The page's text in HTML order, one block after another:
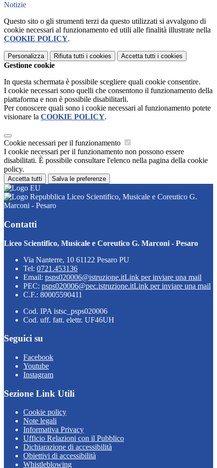
Notizie
Questo sito o gli strumenti terzi da questo utilizzati si avvalgono di
cookie necessari al funzionamento ed utili alle finalità illustrate nella
COOKIE POLICY.
Personalizza Rifiuta tutti i cookies Accetta tutti i cookies
Gestione cookie
In questa schermata è possibile scegliere quali cookie consentire.
I cookie necessari sono quelli che consentono il funzionamento della
piattaforma e non è possibile disabilitarli.
Per conoscere quali sono i cookie necessari al funzionamento potete
visionare la COOKIE POLICY.
Cookie necessari per il funzionamento
I cookie necessari per il funzionamento non possono essere
disabilitati. È possibile consultare l'elenco nella pagina della cookie
policy.
Accetta tutti Salva le preferenze
Liceo Scientifico, Musicale e Coreutico G.
Marconi - Pesaro
Contatti
Liceo Scientifico, Musicale e Coreutico G. Marconi - Pesaro
Via Nanterre, 10 61122 Pesaro PU
Tel: 0721.453136
Email: psps020006@istruzione.itLink per inviare una mail
PEC: psps020006@pec.istruzione.itLink per inviare una mail
C.F.: 80005590411
Cod. IPA istsc_psps020006
Cod. uff. fatt. elettr. UF46UH
Seguici su
Facebook
Youtube
Instagram
Sezione Link Utili
Cookie policy
Note legali
Informativa Privacy
Ufficio Relazioni con il Pubblico
Dichiarazione di accessibilità
Obiettivi di accessibilità
Whistleblowing